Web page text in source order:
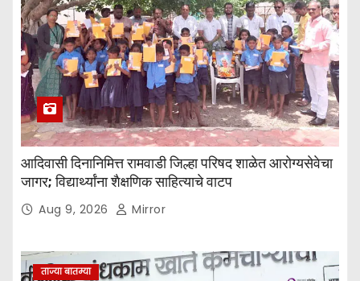
आदिवासी दिनानिमित्त रामवाडी जिल्हा परिषद शाळेत आरोग्यसेवेचा
जागर; विद्यार्थ्यांना शैक्षणिक साहित्याचे वाटप
Aug 9, 2026 Mirror
ताज्या बातम्या